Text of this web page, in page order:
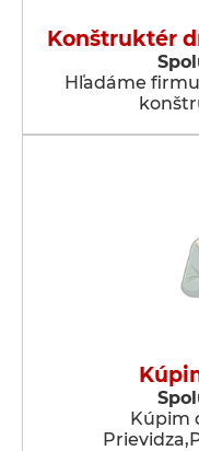
Konštruktér
Hľadáme
Kúpim